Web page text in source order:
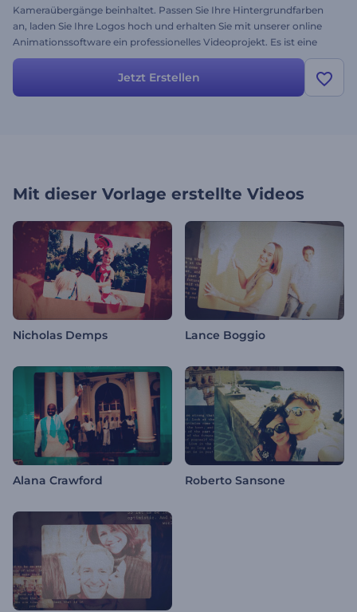
Kameraübergänge beinhaltet. Passen Sie Ihre Hintergrundfarben
an, laden Sie Ihre Logos hoch und erhalten Sie mit unserer online
Animationssoftware ein professionelles Videoprojekt. Es ist eine
elegante Diashow, die sowohl für private als auch professionelle
Ziele verwendet werden kann. Testen Sie sie noch heute und
schauen Sie sich an, wie Ihre Fotos mit einem Touch Vintage
Jetzt Erstellen
Mit dieser Vorlage erstellte Videos
Nicholas Demps Lance Boggio
Alana Crawford Roberto Sansone